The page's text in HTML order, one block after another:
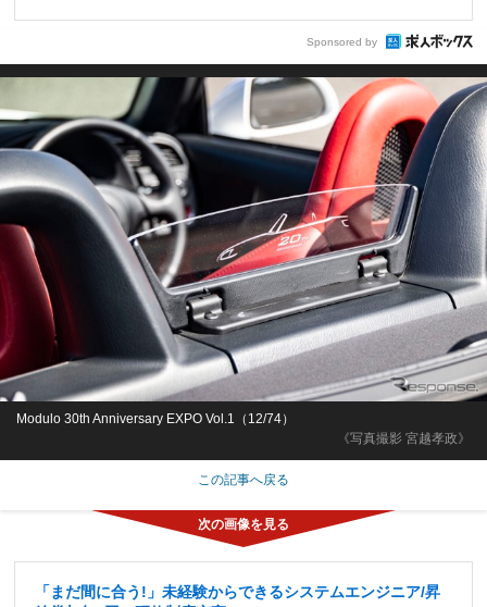
Sponsored by
《写真撮影 宮越孝政》
Modulo 30th Anniversary EXPO Vol.1（12/74）
この記事へ戻る
「まだ間に合う!」未経験からできるシステムエンジニア/昇